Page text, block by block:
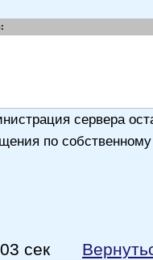
сервера
по
сек